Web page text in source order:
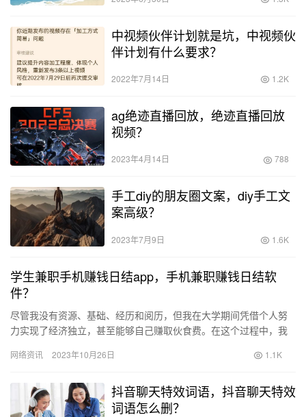
中视频伙伴计划就是坑，中视频伙
伴计划有什么要求？
2022年7月14日 1.2K
ag绝迹直播回放，绝迹直播回放
视频？
2023年4月14日 788
手工diy的朋友圈文案，diy手工文
案高级？
2023年7月9日 1.6K
学生兼职手机赚钱日结app，手机兼职赚钱日结软
件？
尽管我没有资源、基础、经历和阅历，但我在大学期间凭借个人努
力实现了经济独立，甚至能够自己赚取伙食费。在这个过程中，我
到了一…
网络资讯 2023年10月26日 1.1K
抖音聊天特效词语，抖音聊天特效
词语怎么删？